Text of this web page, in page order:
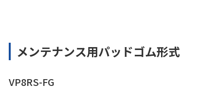
メンテナンス用パッドゴム形式
VP8RS-FG